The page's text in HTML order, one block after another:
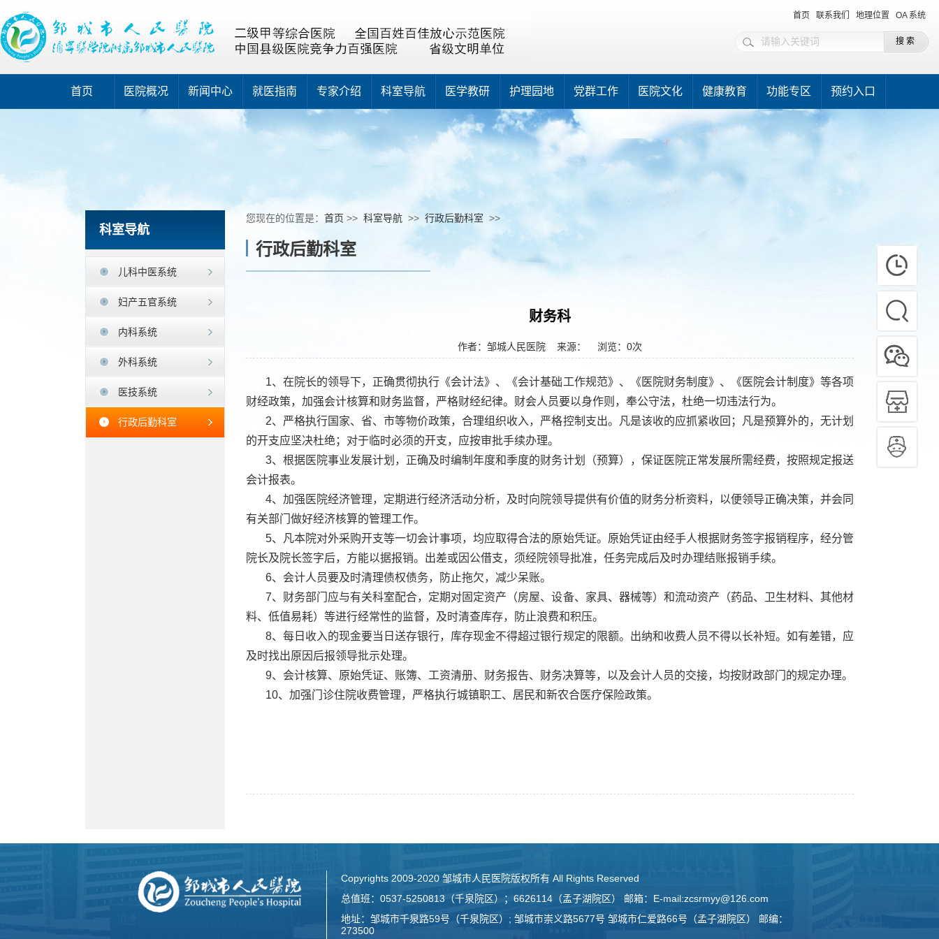
首页 联系我们 地理位置 OA 系统
首页 医院概况 新闻中心 就医指南 专家介绍 科室导航 医学教研 护理园地 党群工作 医院文化 健康教育 功能专区 预约入口
科室导航
儿科中医系统
妇产五官系统
内科系统
外科系统
医技系统
行政后勤科室
您现在的位置是： 首页 >> 科室导航 >> 行政后勤科室 >>
行政后勤科室
财务科
作者：邹城人民医院 来源： 浏览： 0次
1、在院长的领导下，正确贯彻执行《会计法》、《会计基础工作规范》、《医院财务制度》、《医院会计制度》等各项
财经政策，加强会计核算和财务监督，严格财经纪律。财会人员要以身作则，奉公守法，杜绝一切违法行为。
2、严格执行国家、省、市等物价政策，合理组织收入，严格控制支出。凡是该收的应抓紧收回；凡是预算外的，无计划
的开支应坚决杜绝；对于临时必须的开支，应按审批手续办理。
3、根据医院事业发展计划，正确及时编制年度和季度的财务计划（预算），保证医院正常发展所需经费，按照规定报送
会计报表。
4、加强医院经济管理，定期进行经济活动分析，及时向院领导提供有价值的财务分析资料，以便领导正确决策，并会同
有关部门做好经济核算的管理工作。
5、凡本院对外采购开支等一切会计事项，均应取得合法的原始凭证。原始凭证由经手人根据财务签字报销程序，经分管
院长及院长签字后，方能以据报销。出差或因公借支，须经院领导批准，任务完成后及时办理结账报销手续。
6、会计人员要及时清理债权债务，防止拖欠，减少呆账。
7、财务部门应与有关科室配合，定期对固定资产（房屋、设备、家具、器械等）和流动资产（药品、卫生材料、其他材
料、低值易耗）等进行经常性的监督，及时清查库存，防止浪费和积压。
8、每日收入的现金要当日送存银行，库存现金不得超过银行规定的限额。出纳和收费人员不得以长补短。如有差错，应
及时找出原因后报领导批示处理。
9、会计核算、原始凭证、账簿、工资清册、财务报告、财务决算等，以及会计人员的交接，均按财政部门的规定办理。
10、加强门诊住院收费管理，严格执行城镇职工、居民和新农合医疗保险政策。
Copyrights 2009-2020 邹城市人民医院版权所有 All Rights Reserved
总值班：0537-5250813（千泉院区）；6626114（孟子湖院区） 邮箱：E-mail:zcsrmyy@126.com
地址：邹城市千泉路59号（千泉院区）; 邹城市崇义路5677号 邹城市仁爱路66号（孟子湖院区） 邮编：
273500